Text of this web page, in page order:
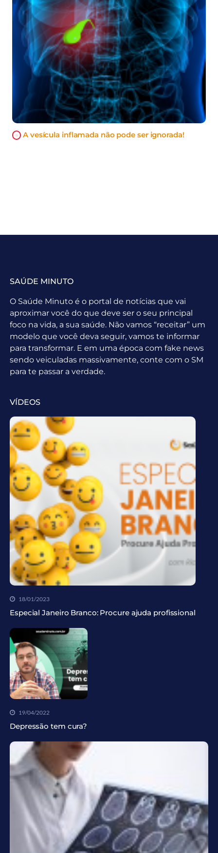
A vesícula inflamada não pode ser ignorada!
SAÚDE MINUTO
O Saúde Minuto é o portal de notícias que vai
aproximar você do que deve ser o seu principal
foco na vida, a sua saúde. Não vamos “receitar” um
modelo que você deva seguir, vamos te informar
para transformar. E em uma época com fake news
sendo veiculadas massivamente, conte com o SM
para te passar a verdade.
VÍDEOS
18/01/2023
Especial Janeiro Branco: Procure ajuda profissional
19/04/2022
Depressão tem cura?